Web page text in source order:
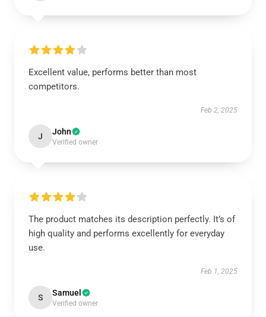
Excellent value, performs better than most
competitors.
Feb 2, 2025
J John
Verified owner
The product matches its description perfectly. It’s of
high quality and performs excellently for everyday
use.
Feb 1, 2025
S Samuel
Verified owner